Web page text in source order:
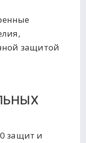
защитой
защит и